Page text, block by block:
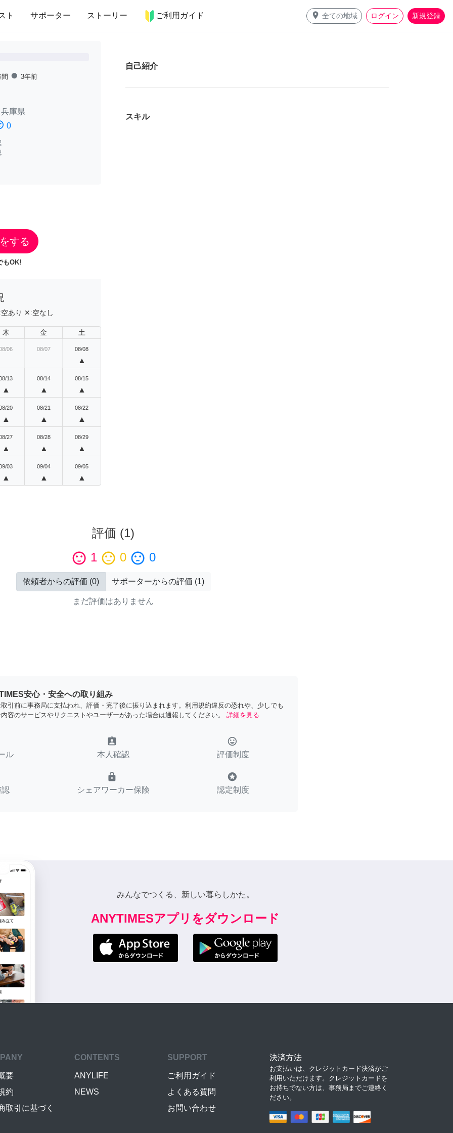
ト サポーター ストーリー ご利用ガイド place 全ての地域 ログイン 新規登録
インテリア 趣味・習い事 ペット 料理
fiber_manual_record 3年前
兵庫県
0
する
もOK!
空あり ✕:空なし
木 金 土
06 08/07 08/08
▲
13
▲
08/14
▲
08/15
▲
20
▲
08/21
▲
08/22
▲
27
▲
08/28
▲
08/29
▲
03
▲
09/04
▲
09/05
▲
自己紹介
スキル
評価 (1)
sentiment_satisfied 1 sentiment_neutral 0 sentiment_dissatisfied 0
依頼者からの評価 (0) サポーターからの評価 (1)
まだ評価はありません
安心・安全への取り組み
引前に事務局に支払われ、評価・完了後に振り込まれます。利用規約違反の恐れや、少しでも
容のサービスやリクエストやユーザーがあった場合は通報してください。
詳細を見る
ル
assignment_ind
本人確認
tag_faces
評価制度
lock
シェアワーカー保険
stars
認定制度
みんなでつくる、新しい暮らしかた。
ANYTIMESアプリをダウンロード
要
約
取引に基づく
CONTENTS
ANYLIFE
NEWS
SUPPORT
ご利用ガイド
よくある質問
お問い合わせ
決済方法
お支払いは、クレジットカード決済がご
利用いただけます。クレジットカードを
お持ちでない方は、事務局までご連絡く
ださい。